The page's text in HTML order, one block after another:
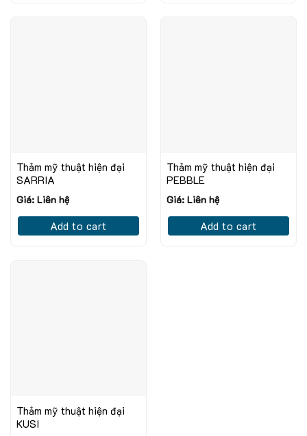
Thảm mỹ thuật hiện đại
SARRIA
Giá: Liên hệ
Add to cart
Thảm mỹ thuật hiện đại
PEBBLE
Giá: Liên hệ
Add to cart
Thảm mỹ thuật hiện đại
KUSI